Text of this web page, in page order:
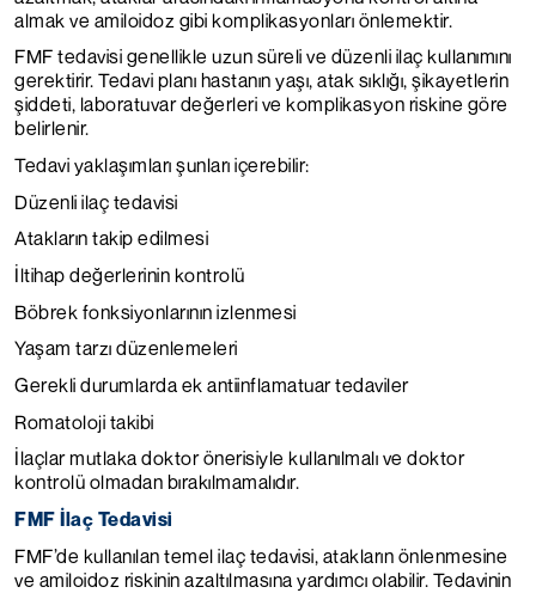
almak ve amiloidoz gibi komplikasyonları önlemektir.
FMF tedavisi genellikle uzun süreli ve düzenli ilaç kullanımını
gerektirir. Tedavi planı hastanın yaşı, atak sıklığı, şikayetlerin
şiddeti, laboratuvar değerleri ve komplikasyon riskine göre
belirlenir.
Tedavi yaklaşımları şunları içerebilir:
Düzenli ilaç tedavisi
Atakların takip edilmesi
İltihap değerlerinin kontrolü
Böbrek fonksiyonlarının izlenmesi
Yaşam tarzı düzenlemeleri
Gerekli durumlarda ek antiinflamatuar tedaviler
Romatoloji takibi
İlaçlar mutlaka doktor önerisiyle kullanılmalı ve doktor
kontrolü olmadan bırakılmamalıdır.
FMF İlaç Tedavisi
FMF’de kullanılan temel ilaç tedavisi, atakların önlenmesine
ve amiloidoz riskinin azaltılmasına yardımcı olabilir. Tedavinin